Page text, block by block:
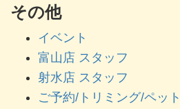
その他
イベント
富山店 スタッフ
射水店 スタッフ
ご予約/トリミング/ペッ